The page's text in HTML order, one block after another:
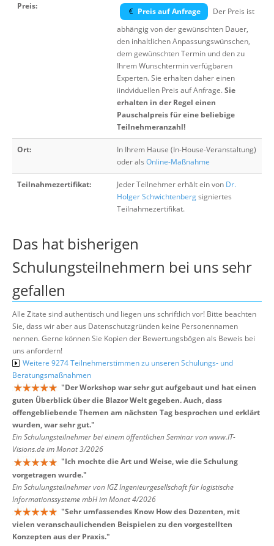
Preis:
Preis auf Anfrage
Der Preis ist
abhängig von der gewünschten Dauer,
den inhaltlichen Anpassungswünschen,
dem gewünschten Termin und den zu
Ihrem Wunschtermin verfügbaren
Experten. Sie erhalten daher einen
iindviduellen Preis auf Anfrage.Sie
erhalten in der Regel einen
Pauschalpreis für eine beliebige
Teilnehmeranzahl!
Ort:
In Ihrem Hause (In-House-Veranstaltung)
oder als Online-Maßnahme
Teilnahmezertifikat: Jeder Teilnehmer erhält ein von Dr.
Holger Schwichtenbergsigniertes
Teilnahmezertifikat.
Das hat bisherigen
Schulungsteilnehmern bei uns sehr
gefallen
Alle Zitate sind authentisch und liegen uns schriftlich vor! Bitte beachten
Sie, dass wir aber aus Datenschutzgründen keine Personennamen
nennen. Gerne können Sie Kopien der Bewertungsbögen als Beweis bei
uns anfordern!
Weitere 9274 Teilnehmerstimmen zu unseren Schulungs- und
Beratungsmaßnahmen
"Der Workshop war sehr gut aufgebaut und hat einen
guten Überblick über die Blazor Welt gegeben. Auch, dass
offengebliebende Themen am nächsten Tag besprochen und erklärt
wurden, war sehr gut."
Ein Schulungsteilnehmer bei einem öffentlichen Seminar von www.IT-
Visions.de im Monat 3/2026
"Ich mochte die Art und Weise, wie die Schulung
vorgetragen wurde."
Ein Schulungsteilnehmer von IGZ Ingenieurgesellschaft für logistische
Informationssysteme mbH im Monat 4/2026
"Sehr umfassendes Know How des Dozenten, mit
vielen veranschaulichenden Beispielen zu den vorgestellten
Konzepten aus der Praxis."